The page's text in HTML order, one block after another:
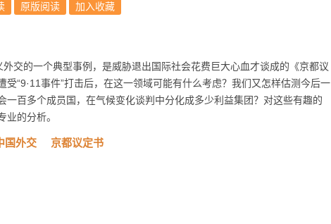
原版阅读 加入收藏
交的一个典型事例，是威胁退出国际社会花费巨大心血才谈成的《京都议
“9·11事件”打击后，在这一领域可能有什么考虑？我们又怎样估测今后一
一百多个成员国，在气候变化谈判中分化成多少利益集团？对这些有趣的
业的分析。
国外交 京都议定书